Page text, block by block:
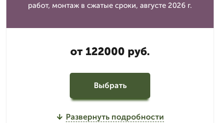
работ, монтаж в сжатые сроки, августе 2026 г.
от 122000 руб.
Выбрать
Развернуть подробности